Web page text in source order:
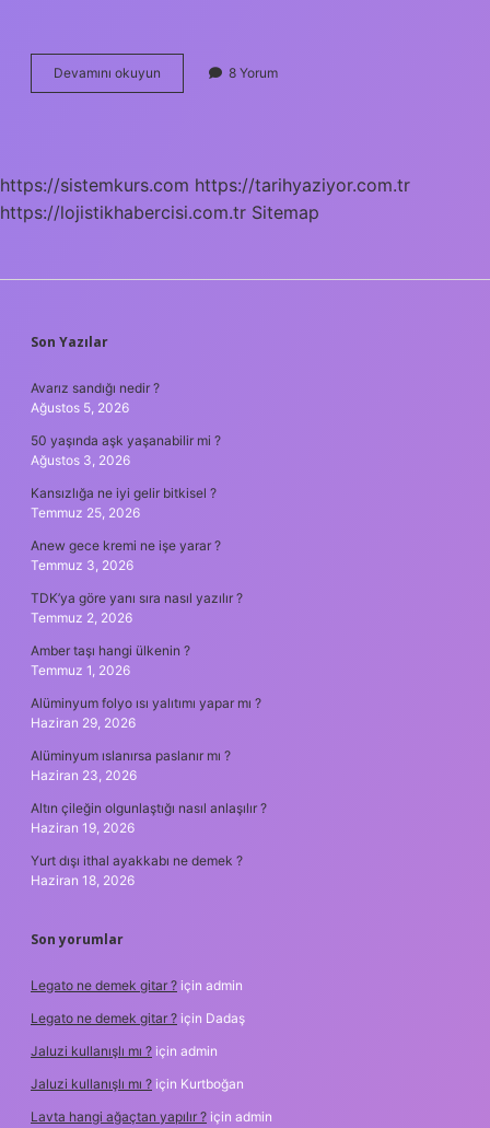
Devamını okuyun
vermek
8 Yorum
https://sistemkurs.com https://tarihyaziyor.com.tr
https://lojistikhabercisi.com.tr Sitemap
SIDEBAR
Son Yazılar
Avarız sandığı nedir ?
Ağustos 5, 2026
50 yaşında aşk yaşanabilir mi ?
Ağustos 3, 2026
Kansızlığa ne iyi gelir bitkisel ?
Temmuz 25, 2026
Anew gece kremi ne işe yarar ?
Temmuz 3, 2026
TDK’ya göre yanı sıra nasıl yazılır ?
Temmuz 2, 2026
Amber taşı hangi ülkenin ?
Temmuz 1, 2026
Alüminyum folyo ısı yalıtımı yapar mı ?
Haziran 29, 2026
Alüminyum ıslanırsa paslanır mı ?
Haziran 23, 2026
Altın çileğin olgunlaştığı nasıl anlaşılır ?
Haziran 19, 2026
Yurt dışı ithal ayakkabı ne demek ?
Haziran 18, 2026
Son yorumlar
Legato ne demek gitar ? için admin
Legato ne demek gitar ? için Dadaş
Jaluzi kullanışlı mı ? için admin
Jaluzi kullanışlı mı ? için Kurtboğan
Lavta hangi ağaçtan yapılır ? için admin